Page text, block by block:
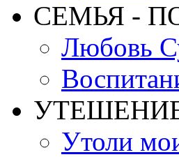
СЕМЬЯ -
Любовь
Утоли